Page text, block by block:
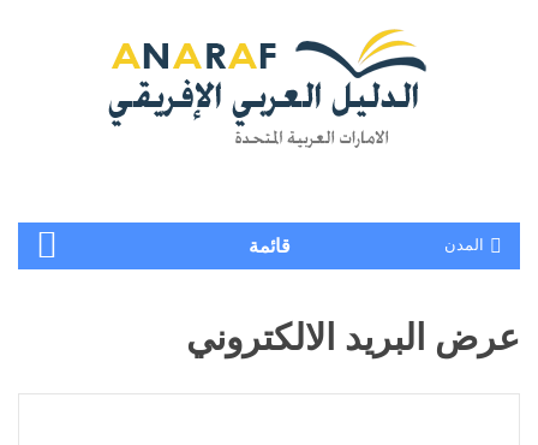
قائمة المدن
عرض البريد الالكتروني